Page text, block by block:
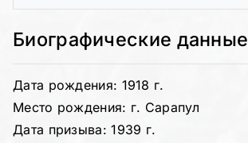
Биографические данные
Дата рождения: 1918 г.
Место рождения: г. Сарапул
Дата призыва: 1939 г.